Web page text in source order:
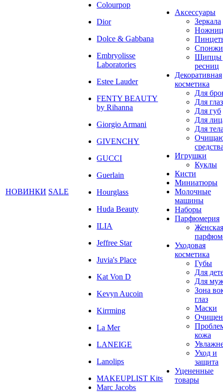
НОВИНКИ SALE
Colourpop
Dior
Dolce & Gabbana
Embryolisse
Laboratories
Estee Lauder
FENTY BEAUTY
by Rihanna
Giorgio Armani
GIVENCHY
GUCCI
Guerlain
Hourglass
Huda Beauty
ILIA
Jeffree Star
Juvia's Place
Kat Von D
Kevyn Aucoin
Kirrming
La Mer
LANEIGE
Lanolips
MAKEUPLIST Kits
Marc Jacobs
Аксессуары
Зеркала
Спонжи
Щипцы
ресниц
Декоративная
косметика
Для
Для глаз
Для губ
Для
Для
Игрушки
Куклы
Кисти
Миниатюры
Молочные
машины
Наборы
Парфюмерия
Женская
Уходовая
косметика
Губы
Для
Для
Зона
глаз
Маски
кожа
Уход и
защита
Уцененные
товары